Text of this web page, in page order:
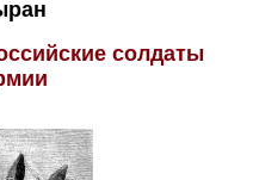
солдаты